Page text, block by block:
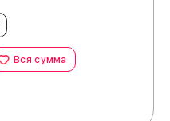
Вся сумма